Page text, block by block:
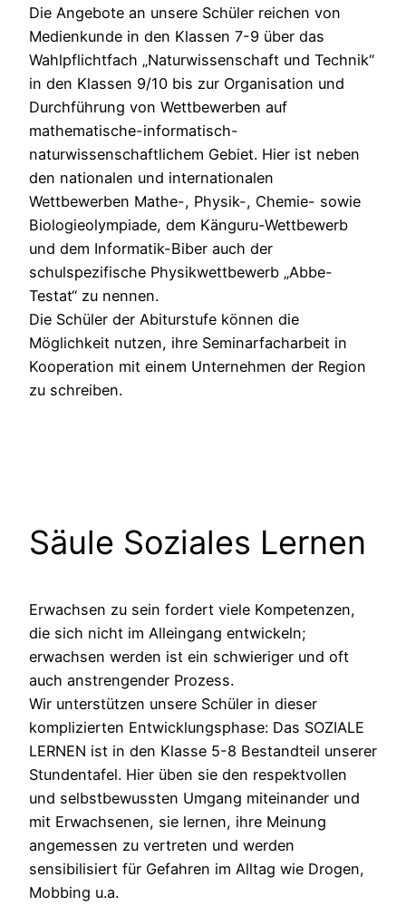
Die Angebote an unsere Schüler reichen von
Medienkunde in den Klassen 7-9 über das
Wahlpflichtfach „Naturwissenschaft und Technik“
in den Klassen 9/10 bis zur Organisation und
Durchführung von Wettbewerben auf
mathematische-informatisch-
naturwissenschaftlichem Gebiet. Hier ist neben
den nationalen und internationalen
Wettbewerben Mathe-, Physik-, Chemie- sowie
Biologieolympiade, dem Känguru-Wettbewerb
und dem Informatik-Biber auch der
schulspezifische Physikwettbewerb „Abbe-
Testat“ zu nennen.
Die Schüler der Abiturstufe können die
Möglichkeit nutzen, ihre Seminarfacharbeit in
Kooperation mit einem Unternehmen der Region
zu schreiben.
Säule Soziales Lernen
Erwachsen zu sein fordert viele Kompetenzen,
die sich nicht im Alleingang entwickeln;
erwachsen werden ist ein schwieriger und oft
auch anstrengender Prozess.
Wir unterstützen unsere Schüler in dieser
komplizierten Entwicklungsphase: Das SOZIALE
LERNEN ist in den Klasse 5-8 Bestandteil unserer
Stundentafel. Hier üben sie den respektvollen
und selbstbewussten Umgang miteinander und
mit Erwachsenen, sie lernen, ihre Meinung
angemessen zu vertreten und werden
sensibilisiert für Gefahren im Alltag wie Drogen,
Mobbing u.a.